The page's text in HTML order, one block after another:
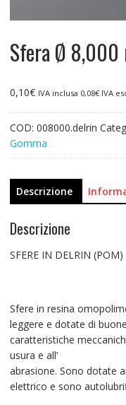
Sfera Ø 8,000
0,10€ IVA inclusa 0,08€IVA
COD: 008000.delrin
Gomma
Descrizione
Descrizione
SFERE IN DELRIN (POM)
Sfere in resina
leggere e dotate di buone
caratteristiche
usura e all’
abrasione. Sono dotate
elettrico e sono